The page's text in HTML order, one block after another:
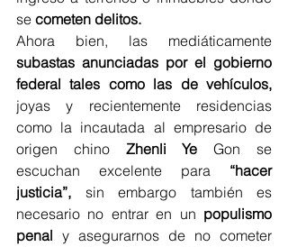
se cometen delitos.
subastas anunciadas por el gobierno
federal tales como las de vehículos,
joyas y recientemente residencias
como la incautada al empresario de
origen chino Zhenli Ye Gon se
escuchan excelente para “hacer
justicia”, sin embargo también es
necesario no entrar en un populismo
penal y asegurarnos de no cometer